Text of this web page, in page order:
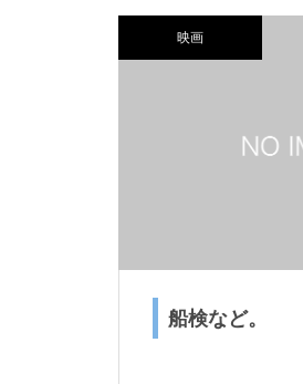
か。
映画
船検など。